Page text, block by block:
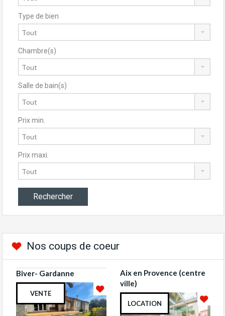
Type de bien
Chambre(s)
Salle de bain(s)
Prix min.
Prix maxi.
Nos coups de coeur
Biver- Gardanne
VENTE
Aix en Provence (centre
ville)
LOCATION